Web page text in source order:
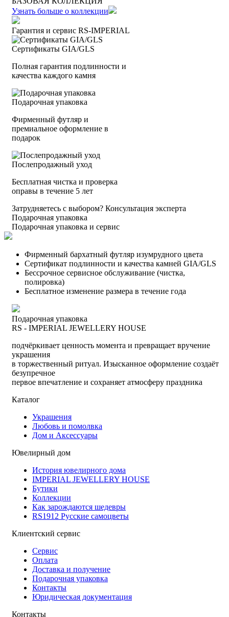
Узнать больше о коллекции
Гарантия и сервис RS‑IMPERIAL
Сертификаты GIA/GLS
Полная гарантия подлинности и
качества каждого камня
Подарочная упаковка
Фирменный футляр и
премиальное оформление в
подарок
Послепродажный уход
Бесплатная чистка и проверка
оправы в течение 5 лет
Затрудняетесь с выбором? Консультация эксперта
Подарочная упаковка
Подарочная упаковка и сервис
Фирменный бархатный футляр изумрудного цвета
Сертификат подлинности и качества камней GIA/GLS
Бессрочное сервисное обслуживание (чистка,
полировка)
Бесплатное изменение размера в течение года
Подарочная упаковка
RS - IMPERIAL JEWELLERY HOUSE
подчёркивает ценность момента и превращает вручение
украшения
в торжественный ритуал. Изысканное оформление создаёт
безупречное
первое впечатление и сохраняет атмосферу праздника
Каталог
Украшения
Любовь и помолвка
Дом и Аксессуары
Ювелирный дом
История ювелирного дома
IMPERIAL JEWELLERY HOUSE
Бутики
Коллекции
Как зарождаются шедевры
RS1912 Русские самоцветы
Клиентский сервис
Сервис
Оплата
Доставка и получение
Подарочная упаковка
Контакты
Юридическая документация
Контакты